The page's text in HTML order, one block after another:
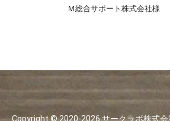
Ｍ総合サポート株式会社様
Copyright © 2020-2026 サークラボ株式会